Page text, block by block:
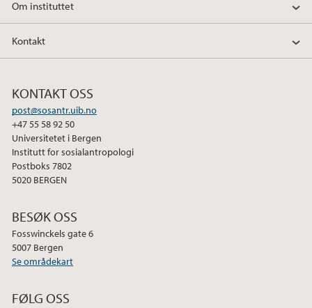
Om instituttet
Kontakt
KONTAKT OSS
post@sosantr.uib.no
+47 55 58 92 50
Universitetet i Bergen
Institutt for sosialantropologi
Postboks 7802
5020 BERGEN
BESØK OSS
Fosswinckels gate 6
5007 Bergen
Se områdekart
FØLG OSS